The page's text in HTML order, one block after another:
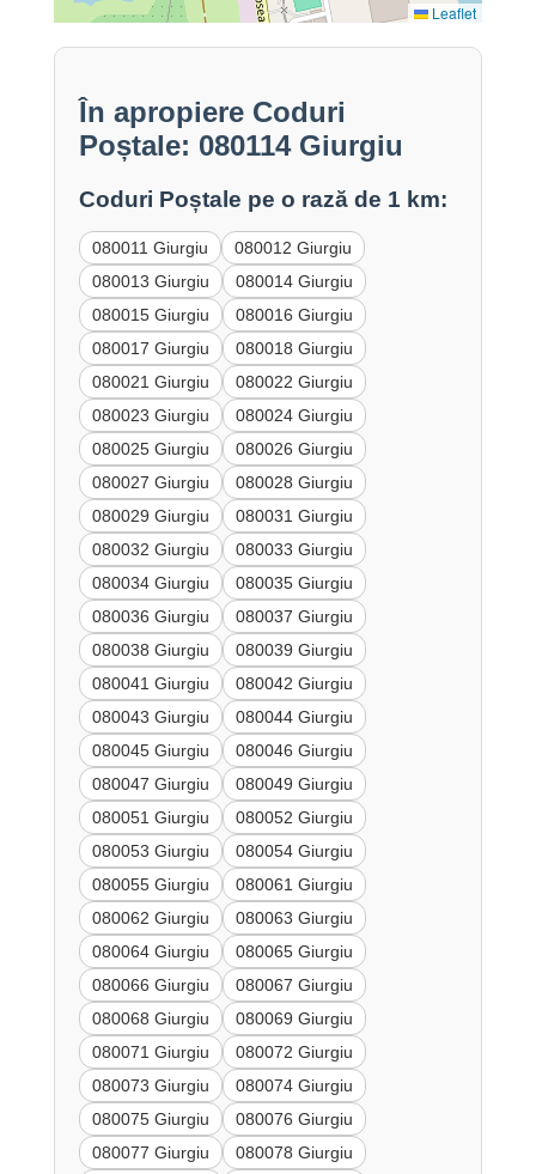
Leaflet
În apropiere Coduri
Poștale: 080114 Giurgiu
Coduri Poștale pe o rază de 1 km:
080011 Giurgiu
080012 Giurgiu
080013 Giurgiu
080014 Giurgiu
080015 Giurgiu
080016 Giurgiu
080017 Giurgiu
080018 Giurgiu
080021 Giurgiu
080022 Giurgiu
080023 Giurgiu
080024 Giurgiu
080025 Giurgiu
080026 Giurgiu
080027 Giurgiu
080028 Giurgiu
080029 Giurgiu
080031 Giurgiu
080032 Giurgiu
080033 Giurgiu
080034 Giurgiu
080035 Giurgiu
080036 Giurgiu
080037 Giurgiu
080038 Giurgiu
080039 Giurgiu
080041 Giurgiu
080042 Giurgiu
080043 Giurgiu
080044 Giurgiu
080045 Giurgiu
080046 Giurgiu
080047 Giurgiu
080049 Giurgiu
080051 Giurgiu
080052 Giurgiu
080053 Giurgiu
080054 Giurgiu
080055 Giurgiu
080061 Giurgiu
080062 Giurgiu
080063 Giurgiu
080064 Giurgiu
080065 Giurgiu
080066 Giurgiu
080067 Giurgiu
080068 Giurgiu
080069 Giurgiu
080071 Giurgiu
080072 Giurgiu
080073 Giurgiu
080074 Giurgiu
080075 Giurgiu
080076 Giurgiu
080077 Giurgiu
080078 Giurgiu